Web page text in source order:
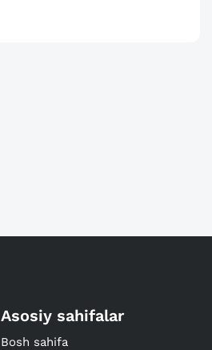
Asosiy sahifalar
Bosh sahifa